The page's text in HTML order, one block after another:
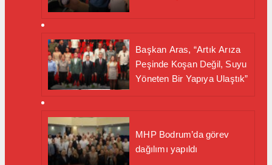
Başkan Aras, “Artık Arıza
Peşinde Koşan Değil, Suyu
Yöneten Bir Yapıya Ulaştık”
MHP Bodrum’da görev
dağılımı yapıldı